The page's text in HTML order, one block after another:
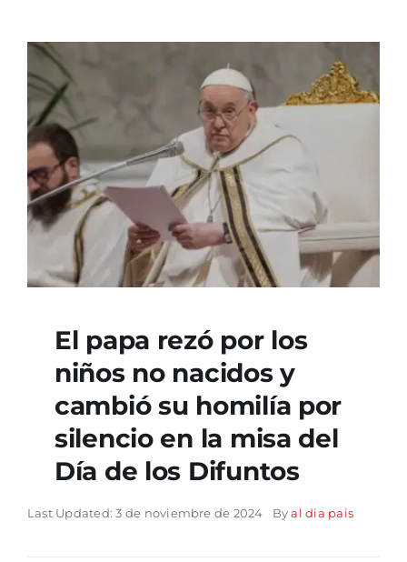
El papa rezó por los
niños no nacidos y
cambió su homilía por
silencio en la misa del
Día de los Difuntos
Last Updated: 3 de noviembre de 2024 Byal dia pais